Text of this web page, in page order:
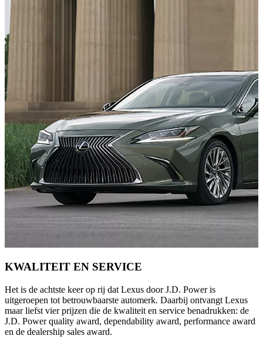
KWALITEIT EN SERVICE
Het is de achtste keer op rij dat Lexus door J.D. Power is
uitgeroepen tot betrouwbaarste automerk. Daarbij ontvangt Lexus
maar liefst vier prijzen die de kwaliteit en service benadrukken: de
J.D. Power quality award, dependability award, performance award
en de dealership sales award.